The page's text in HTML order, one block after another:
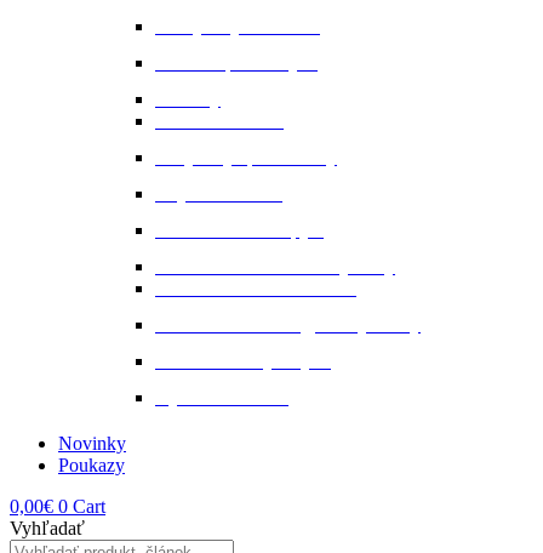
Novinky
Poukazy
0,00€ 0 Cart
Vyhľadať